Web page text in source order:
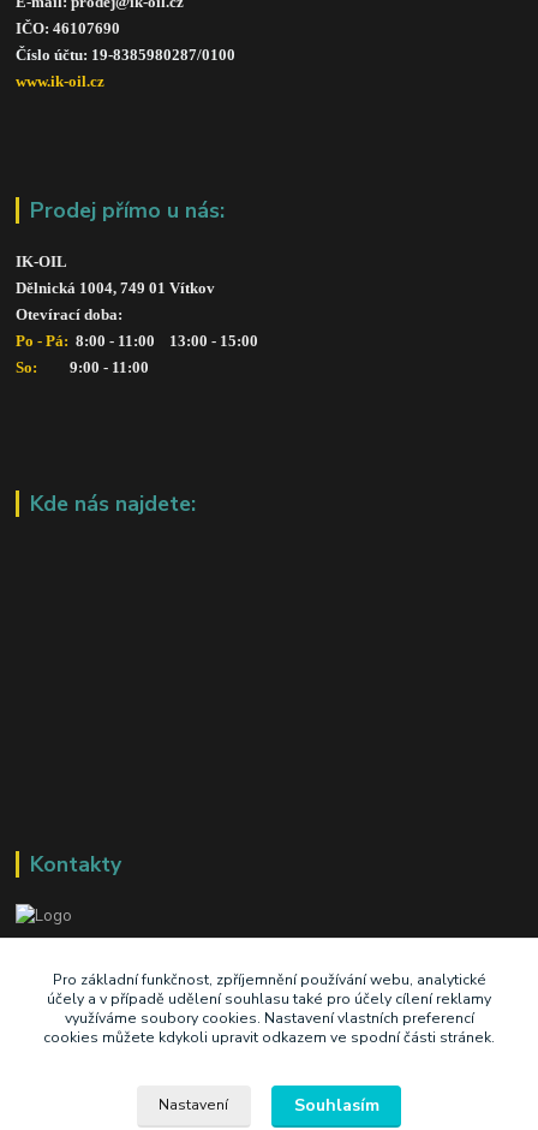
IČO: 46107690
Číslo účtu: 19-8385980287/0100
www.ik-oil.cz
Prodej přímo u nás:
IK-OIL
Dělnická 1004, 749 01 Vítkov
Otevírací doba:
Po - Pá: 8:00 - 11:00    13:00 - 15:00
So:
      9:00 - 11:00
Kde nás najdete:
Kontakty
+420 603 345 409
prodej@ik-oil.cz
Pro základní funkčnost, zpříjemnění používání webu, analytické
účely a v případě udělení souhlasu také pro účely cílení reklamy
využíváme soubory cookies. Nastavení vlastních preferencí
cookies můžete kdykoli upravit odkazem ve spodní části stránek.
Nastavení Souhlasím